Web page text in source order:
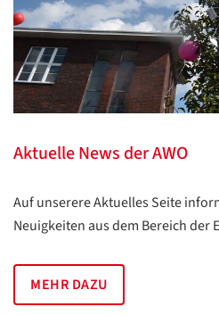
Aktuelle News der AWO
Auf unserere Aktuelles Seite
Neuigkeiten aus dem Bereich der
MEHR DAZU